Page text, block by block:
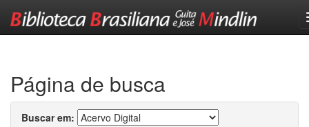
Página de busca
Buscar em: